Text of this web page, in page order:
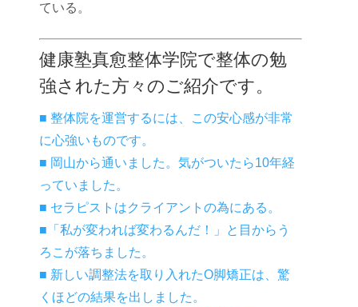
ている。
健康塾真愈整体学院で整体の勉
強された方々のご紹介です。
■ 整体院を運営するには、この安心感が非常
に心強いものです。
■ 岡山から通いました。気がついたら10年経
っていました。
■ セラピストはクライアントの為にある。
■「私が変われば変わるんだ！」と目からう
ろこが落ちました。
■ 新しい調整法を取り入れたO脚矯正は、驚
くほどの結果を出しました。